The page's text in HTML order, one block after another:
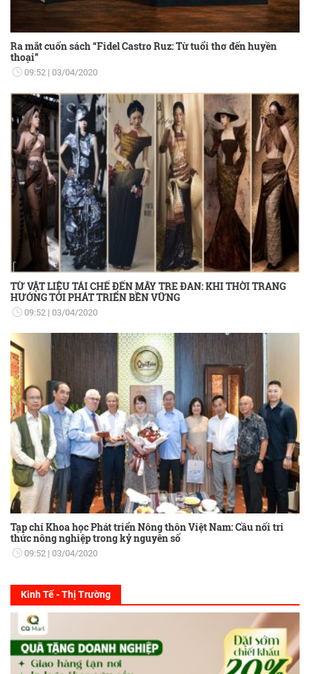
Ra mắt cuốn sách “Fidel Castro Ruz: Từ tuổi thơ đến huyền
thoại”
09:52 03/04/2020
TỪ VẬT LIỆU TÁI CHẾ ĐẾN MÂY TRE ĐAN: KHI THỜI TRANG
HƯỚNG TỚI PHÁT TRIỂN BỀN VỮNG
09:52 03/04/2020
Tạp chí Khoa học Phát triển Nông thôn Việt Nam: Cầu nối tri
thức nông nghiệp trong kỷ nguyên số
09:52 03/04/2020
Kinh Tế - Thị Trường